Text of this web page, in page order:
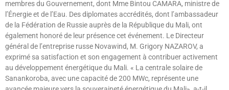
membres du Gouvernement, dont Mme Bintou CAMARA, ministre de
l’Énergie et de l’Eau. Des diplomates accrédités, dont l’ambassadeur
de la Fédération de Russie auprès de la République du Mali, ont
également honoré de leur présence cet événement. Le Directeur
général de l’entreprise russe Novawind, M. Grigory NAZAROV, a
exprimé sa satisfaction et son engagement à contribuer activement
au développement énergétique du Mali. « La centrale solaire de
Sanankoroba, avec une capacité de 200 MWc, représente une